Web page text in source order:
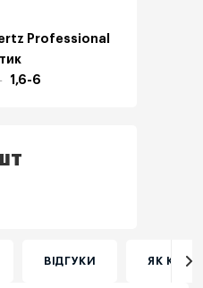
Professional
1,6-6
ВІДГУКИ ЯК